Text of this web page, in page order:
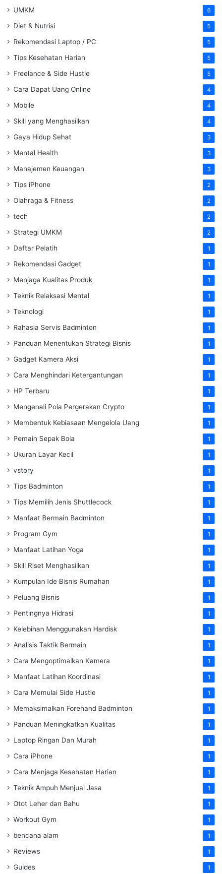
UMKM 6
Diet & Nutrisi 5
Rekomendasi Laptop / PC 5
Tips Kesehatan Harian 5
Freelance & Side Hustle 5
Cara Dapat Uang Online 4
Mobile 4
Skill yang Menghasilkan 4
Gaya Hidup Sehat 3
Mental Health 3
Manajemen Keuangan 3
Tips iPhone 2
Olahraga & Fitness 2
tech 2
Strategi UMKM 2
Daftar Pelatih 1
Rekomendasi Gadget 1
Menjaga Kualitas Produk 1
Teknik Relaksasi Mental 1
Teknologi 1
Rahasia Servis Badminton 1
Panduan Menentukan Strategi Bisnis 1
Gadget Kamera Aksi 1
Cara Menghindari Ketergantungan 1
HP Terbaru 1
Mengenali Pola Pergerakan Crypto 1
Membentuk Kebiasaan Mengelola Uang 1
Pemain Sepak Bola 1
Ukuran Layar Kecil 1
vstory 1
Tips Badminton 1
Tips Memilih Jenis Shuttlecock 1
Manfaat Bermain Badminton 1
Program Gym 1
Manfaat Latihan Yoga 1
Skill Riset Menghasilkan 1
Kumpulan Ide Bisnis Rumahan 1
Peluang Bisnis 1
Pentingnya Hidrasi 1
Kelebihan Menggunakan Hardisk 1
Analisis Taktik Bermain 1
Cara Mengoptimalkan Kamera 1
Manfaat Latihan Koordinasi 1
Cara Memulai Side Hustle 1
Memaksimalkan Forehand Badminton 1
Panduan Meningkatkan Kualitas 1
Laptop Ringan Dan Murah 1
Cara iPhone 1
Cara Menjaga Kesehatan Harian 1
Teknik Ampuh Menjual Jasa 1
Otot Leher dan Bahu 1
Workout Gym 1
bencana alam 1
Reviews 1
Guides 1